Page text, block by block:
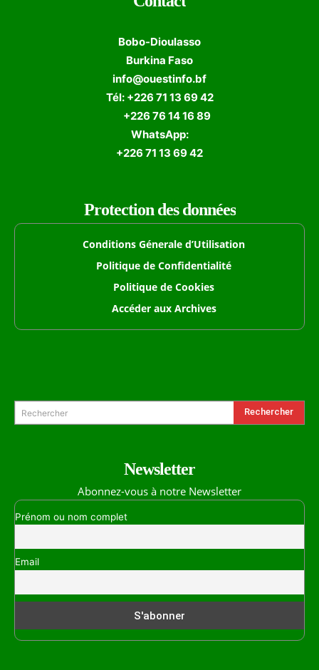
Bobo-Dioulasso
Burkina Faso
info@ouestinfo.bf
Tél: +226 71 13 69 42
+226 76 14 16 89
WhatsApp:
+226 71 13 69 42
Protection des données
Conditions Génerale d’Utilisation
Politique de Confidentialité
Politique de Cookies
Accéder aux Archives
Rechercher Rechercher
Newsletter
Abonnez-vous à notre Newsletter
Prénom ou nom complet
Email